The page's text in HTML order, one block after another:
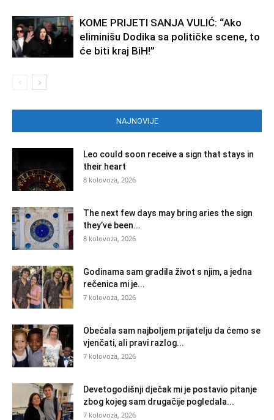
KOME PRIJETI SANJA VULIĆ: “Ako
eliminišu Dodika sa političke scene, to
će biti kraj BiH!”
NAJNOVIJE
Leo could soon receive a sign that stays in
their heart
8 kolovoza, 2026
The next few days may bring aries the sign
they’ve been...
8 kolovoza, 2026
Godinama sam gradila život s njim, a jedna
rečenica mi je...
7 kolovoza, 2026
Obećala sam najboljem prijatelju da ćemo se
vjenčati, ali pravi razlog...
7 kolovoza, 2026
Devetogodišnji dječak mi je postavio pitanje
zbog kojeg sam drugačije pogledala...
7 kolovoza, 2026